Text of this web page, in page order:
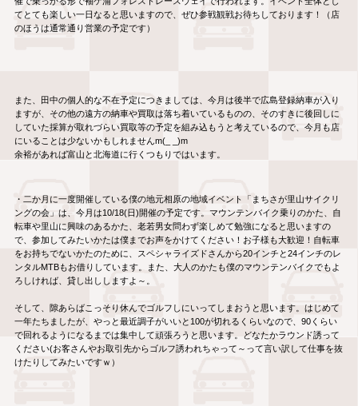
てとても楽しい一日なると思いますので、ぜひ参戦観戦お待ちしております！（店
のほうは通常通り営業の予定です）
また、田中の個人的な不在予定につきましては、今月は後半で広島登録納車が入り
ますが、その他の遠方の納車や買取は落ち着いているものの、そのすきに後回しに
していた採算が取れづらい買取等の予定を組み込もうと考えているので、今月も店
にいることは少ないかもしれませんm(_ _)m
余裕があれば富山と北海道に行くつもりではいます。
・二か月に一度開催している僕の地元相原の地域イベント「まちさが里山サイクリ
ングの会」は、今月は10/18(日)開催の予定です。マウンテンバイク乗りのかた、自
転車や里山に興味のあるかた、老若男女問わず楽しめて勉強になると思いますの
で、参加してみたいかたは僕までお声をかけてください！お子様も大歓迎！自転車
をお持ちでないかたのために、スペシャライズドさんから20インチと24インチのレ
ンタルMTBもお借りしています。また、大人のかたも僕のマウンテンバイクでもよ
ろしければ、貸し出ししますよ～。
そして、隙あらばこっそり休んでゴルフしにいってしまおうと思います。はじめて
一年たちましたが、やっと最近調子がいいと100が切れるくらいなので、90くらい
で回れるようになるまでは集中して頑張ろうと思います。どなたかラウンド誘って
ください(お客さんやお取引先からゴルフ誘われちゃって～って言い訳して仕事を抜
けたりしてみたいですｗ）